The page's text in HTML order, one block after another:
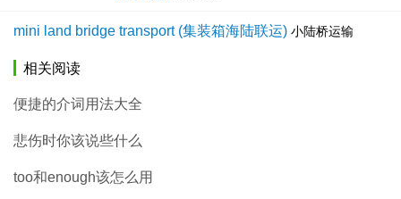
mini land bridge transport (集装箱海陆联运) 小陆桥运输
相关阅读
便捷的介词用法大全
悲伤时你该说些什么
too和enough该怎么用